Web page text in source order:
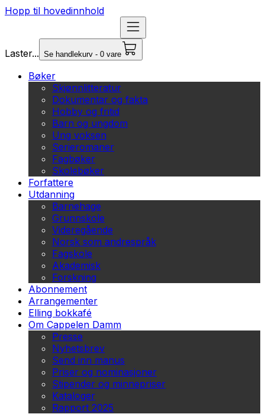
Hopp til hovedinnhold
Laster... Se handlekurv - 0 vare
Bøker
Skjønnlitteratur
Dokumentar og fakta
Hobby og fritid
Barn og ungdom
Ung voksen
Serieromaner
Fagbøker
Skolebøker
Forfattere
Utdanning
Barnehage
Grunnskole
Videregående
Norsk som andrespråk
Fagskole
Akademisk
Forskning
Abonnement
Arrangementer
Elling bokkafé
Om Cappelen Damm
Presse
Nyhetsbrev
Send inn manus
Priser og nominasjoner
Stipender og minnepriser
Kataloger
Rapport 2025